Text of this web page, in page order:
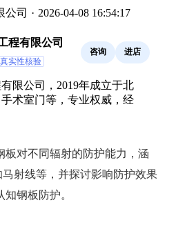
公司 · 2026-04-08 16:54:17
程有限公司
实性核验
咨询 进店
限公司，2019年成立于北
术室门等，专业权威，经
板对不同辐射的防护能力，涵
射线等，并探讨影响防护效果
钢板防护。